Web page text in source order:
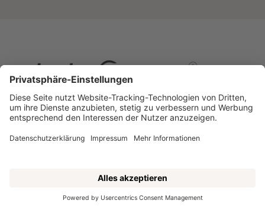
Sitemap
Datenschutzerklärung